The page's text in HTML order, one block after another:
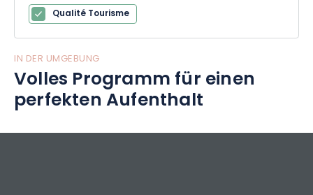
Qualité Tourisme
IN DER UMGEBUNG
Volles Programm für einen
perfekten Aufenthalt